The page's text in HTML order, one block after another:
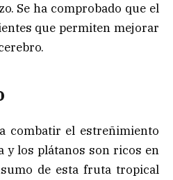
Se ha comprobado que el
que permiten mejorar
combatir el estreñimiento
y los plátanos son ricos en
de esta fruta tropical